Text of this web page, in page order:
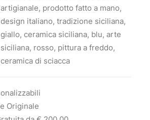
artigianale, prodotto fatto a mano,
design italiano, tradizione siciliana,
giallo, ceramica siciliana, blu, arte
siciliana, rosso, pittura a freddo,
ceramica di sciacca
Originale